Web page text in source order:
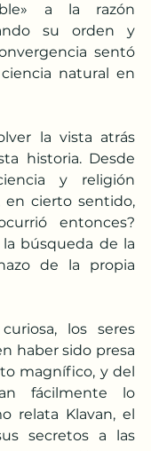
a la razón
su orden y
sentó
la vista atrás
historia. Desde
y religión
en cierto sentido,
entonces?
búsqueda de la
de la propia
los seres
haber sido presa
magnífico, y del
fácilmente lo
relata Klavan, el
secretos a las